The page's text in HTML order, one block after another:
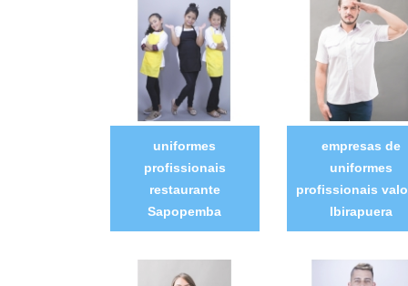
uniformes
profissionais
restaurante
Sapopemba
empresas de
uniformes
profissionais
Ibirapuera